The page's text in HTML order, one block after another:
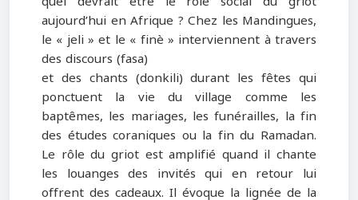
aujourd’hui en Afrique ? Chez les Mandingues,
le « jeli » et le « finè » interviennent à travers
des discours (fasa)
et des chants (donkili) durant les fêtes qui
ponctuent la vie du village comme les
baptêmes, les mariages, les funérailles, la fin
des études coraniques ou la fin du Ramadan.
Le rôle du griot est amplifié quand il chante
les louanges des invités qui en retour lui
offrent des cadeaux. Il évoque la lignée de la